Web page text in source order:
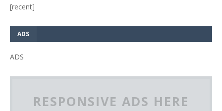
[recent]
ADS
ADS
RESPONSIVE ADS HERE